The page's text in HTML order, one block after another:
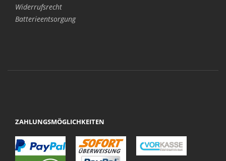
Widerrufsrecht
Batterieentsorgung
ZAHLUNGSMÖGLICHKEITEN